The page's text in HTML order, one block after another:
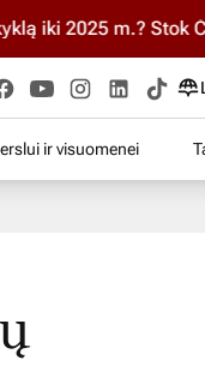
2025 m.? Stok ČIA
ir visuomenei